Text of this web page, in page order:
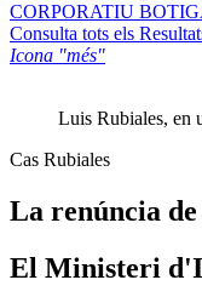
CORPORATIU
Consulta tots els
Icona "més"
Luis Rubiales, en
Cas Rubiales
La renúncia
El Ministeri